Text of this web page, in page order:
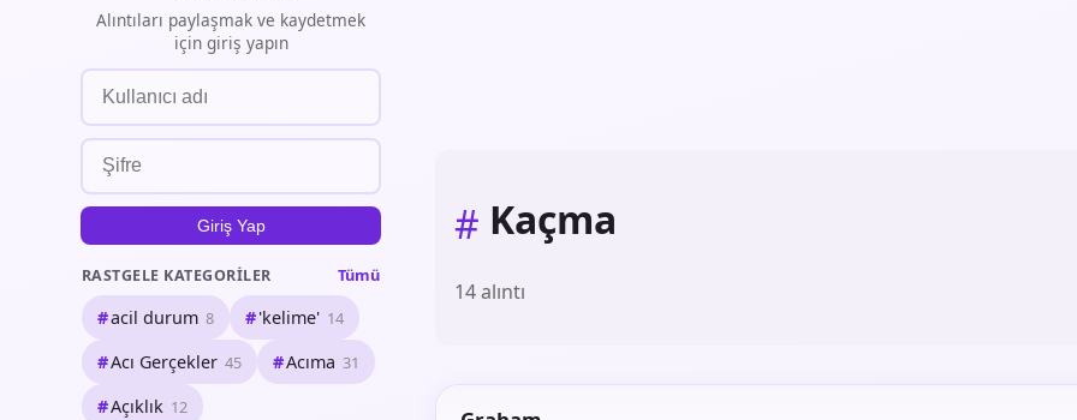
Alıntıları paylaşmak ve kaydetmek
için giriş yapın
Giriş Yap
RASTGELE KATEGORILER Tümü
acil durum 8 'kelime' 14
Acı Gerçekler 45 Acıma 31
Açıklık 12
# Kaçma
14 alıntı